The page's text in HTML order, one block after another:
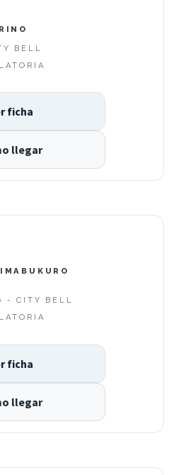
BELL
ficha
llegar
- CITY BELL
ficha
llegar